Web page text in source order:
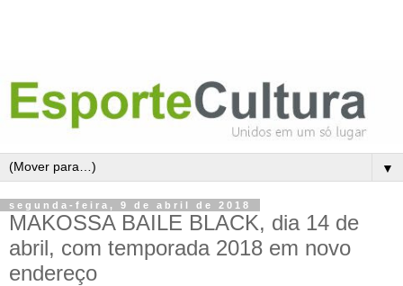
▼
segunda-feira, 9 de abril de 2018
MAKOSSA BAILE BLACK, dia 14 de
abril, com temporada 2018 em novo
endereço